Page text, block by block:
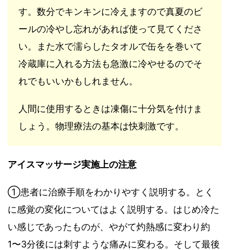
す。数分でキンキンに冷えますので真夏のビ
ールの冷やし忘れがあれば使って見てくださ
い。また水で濡らしたタオルで缶をを巻いて
冷蔵庫に入れる方法も急激に冷やせるのでそ
れでもいいかもしれません。
人間に使用するときは凍傷に十分気を付けま
しょう。物理療法の基本は快刺激です。
アイスマッサージ実施上の注意
①患者に治療手順をわかりやすく説明する。
とく
に感覚の変化についてはよく説明する。 はじめ冷た
い感じであったものが、 やがて灼熱感に変わり約
1〜3分後には刺すような痛みに変わる。そして最後